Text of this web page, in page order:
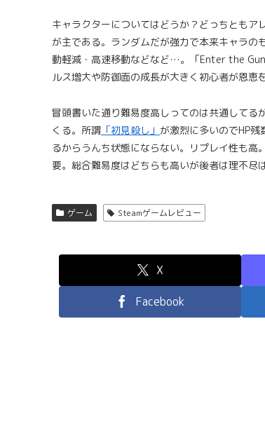
キャラクターについてはどうか？どっちとも
が主である。ランダムだが強力で本来キャラ
動軽減・高速移動などなど…。「Enter the
ルス増大や防御面の成長が大きく初心者が恩恵
冒頭書いた通り難易度高しってのは共通して
くる。所謂 「初見殺し」 が激烈に多いのでHP
るからうんち状態にならない。リプレイ性も
要。総合難易度はどちらも高いが後者は理不尽
ゲーム Steamゲームレビュー
X
Facebook